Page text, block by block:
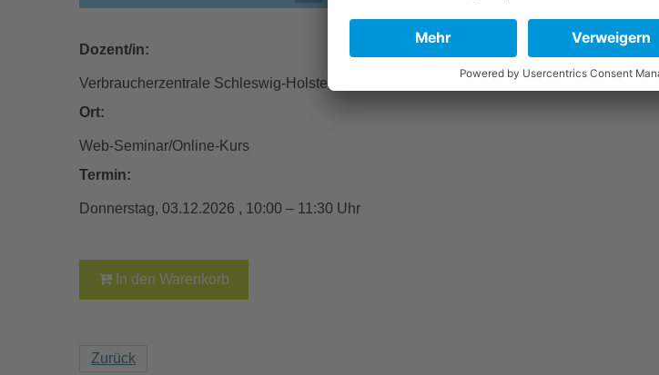
Dozent/in:
Verbraucherzentrale Schleswig-Holstein e.V.
Ort:
Web-Seminar/Online-Kurs
Termin:
Donnerstag, 03.12.2026 , 10:00 – 11:30 Uhr
In den Warenkorb
Zurück